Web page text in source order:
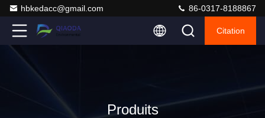
hbkedacc@gmail.com 86-0317-8188867
Citation
Produits